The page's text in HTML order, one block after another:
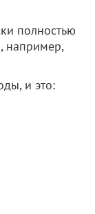
полностью
например,
и это: